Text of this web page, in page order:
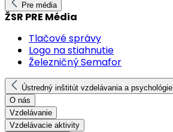
Pre média
ŽSR PRE Média
Tlačové správy
Logo na stiahnutie
Železničný Semafor
Ústredný inštitút vzdelávania a psychológie
O nás
Vzdelávanie
Vzdelávacie aktivity